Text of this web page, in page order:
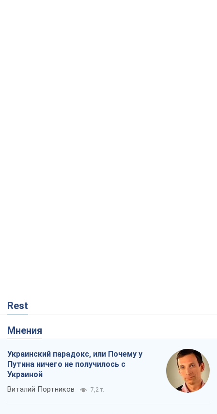
Rest
Мнения
Украинский парадокс, или Почему у
Путина ничего не получилось с
Украиной
Виталий Портников 7,2 т.